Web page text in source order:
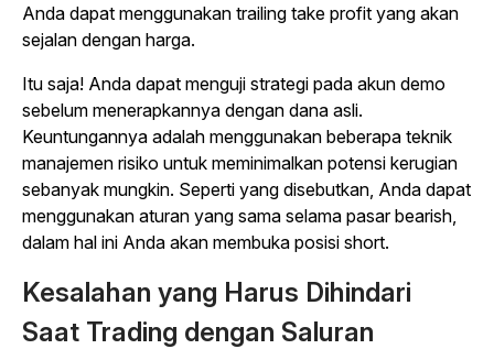
Anda dapat menggunakan trailing take profit yang akan
sejalan dengan harga.
Itu saja! Anda dapat menguji strategi pada akun demo
sebelum menerapkannya dengan dana asli.
Keuntungannya adalah menggunakan beberapa teknik
manajemen risiko untuk meminimalkan potensi kerugian
sebanyak mungkin. Seperti yang disebutkan, Anda dapat
menggunakan aturan yang sama selama pasar bearish,
dalam hal ini Anda akan membuka posisi short.
Kesalahan yang Harus Dihindari
Saat Trading dengan Saluran